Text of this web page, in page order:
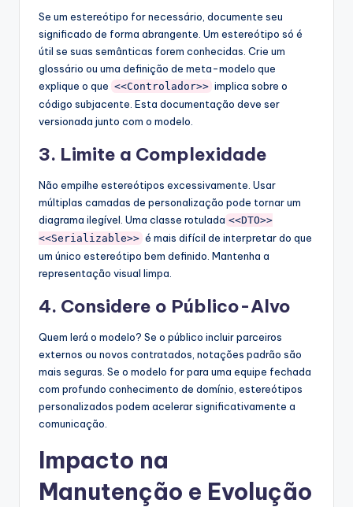
Se um estereótipo for necessário, documente seu
significado de forma abrangente. Um estereótipo só é
útil se suas semânticas forem conhecidas. Crie um
glossário ou uma definição de meta-modelo que
explique o que <<Controlador>> implica sobre o
código subjacente. Esta documentação deve ser
versionada junto com o modelo.
3. Limite a Complexidade
Não empilhe estereótipos excessivamente. Usar
múltiplas camadas de personalização pode tornar um
diagrama ilegível. Uma classe rotulada <<DTO>>
<<Serializable>> é mais difícil de interpretar do que
um único estereótipo bem definido. Mantenha a
representação visual limpa.
4. Considere o Público-Alvo
Quem lerá o modelo? Se o público incluir parceiros
externos ou novos contratados, notações padrão são
mais seguras. Se o modelo for para uma equipe fechada
com profundo conhecimento de domínio, estereótipos
personalizados podem acelerar significativamente a
comunicação.
Impacto na
Manutenção e Evolução